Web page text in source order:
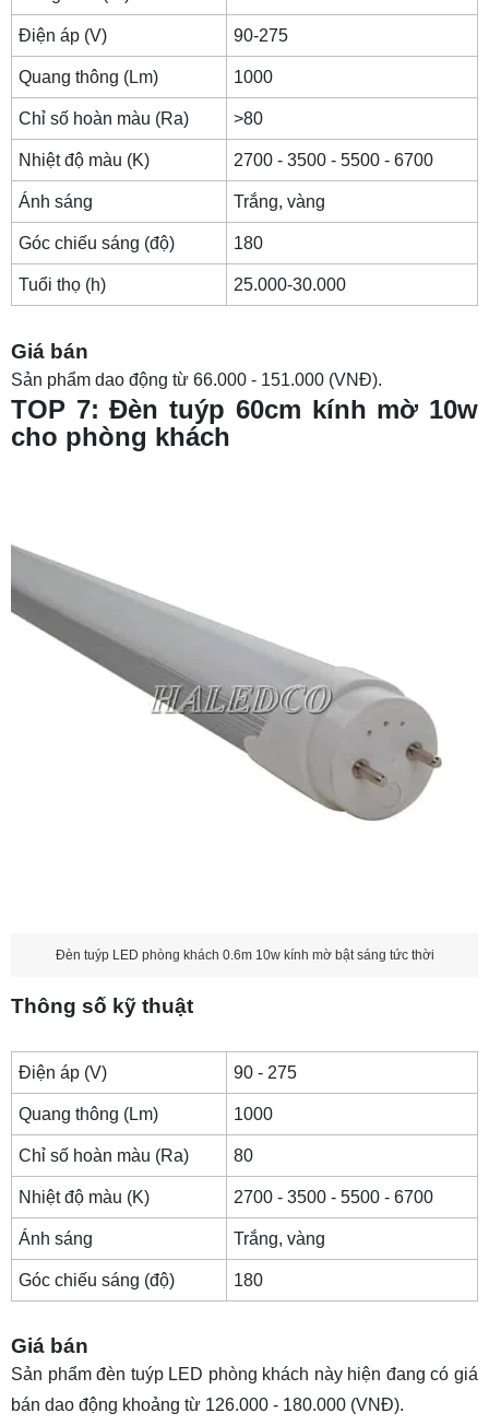
Điện áp (V) 90-275
Quang thông (Lm) 1000
Chỉ số hoàn màu (Ra) >80
Nhiệt độ màu (K) 2700 - 3500 - 5500 - 6700
Ánh sáng Trắng, vàng
Góc chiếu sáng (độ) 180
Tuổi thọ (h) 25.000-30.000
Giá bán
Sản phẩm dao động từ 66.000 - 151.000 (VNĐ).
TOP 7: Đèn tuýp 60cm kính mờ 10w
cho phòng khách
Đèn tuýp LED phòng khách 0.6m 10w kính mờ bật sáng tức thời
Thông số kỹ thuật
Điện áp (V) 90 - 275
Quang thông (Lm) 1000
Chỉ số hoàn màu (Ra) 80
Nhiệt độ màu (K) 2700 - 3500 - 5500 - 6700
Ánh sáng Trắng, vàng
Góc chiếu sáng (độ) 180
Giá bán
Sản phẩm đèn tuýp LED phòng khách này hiện đang có giá
bán dao động khoảng từ 126.000 - 180.000 (VNĐ).